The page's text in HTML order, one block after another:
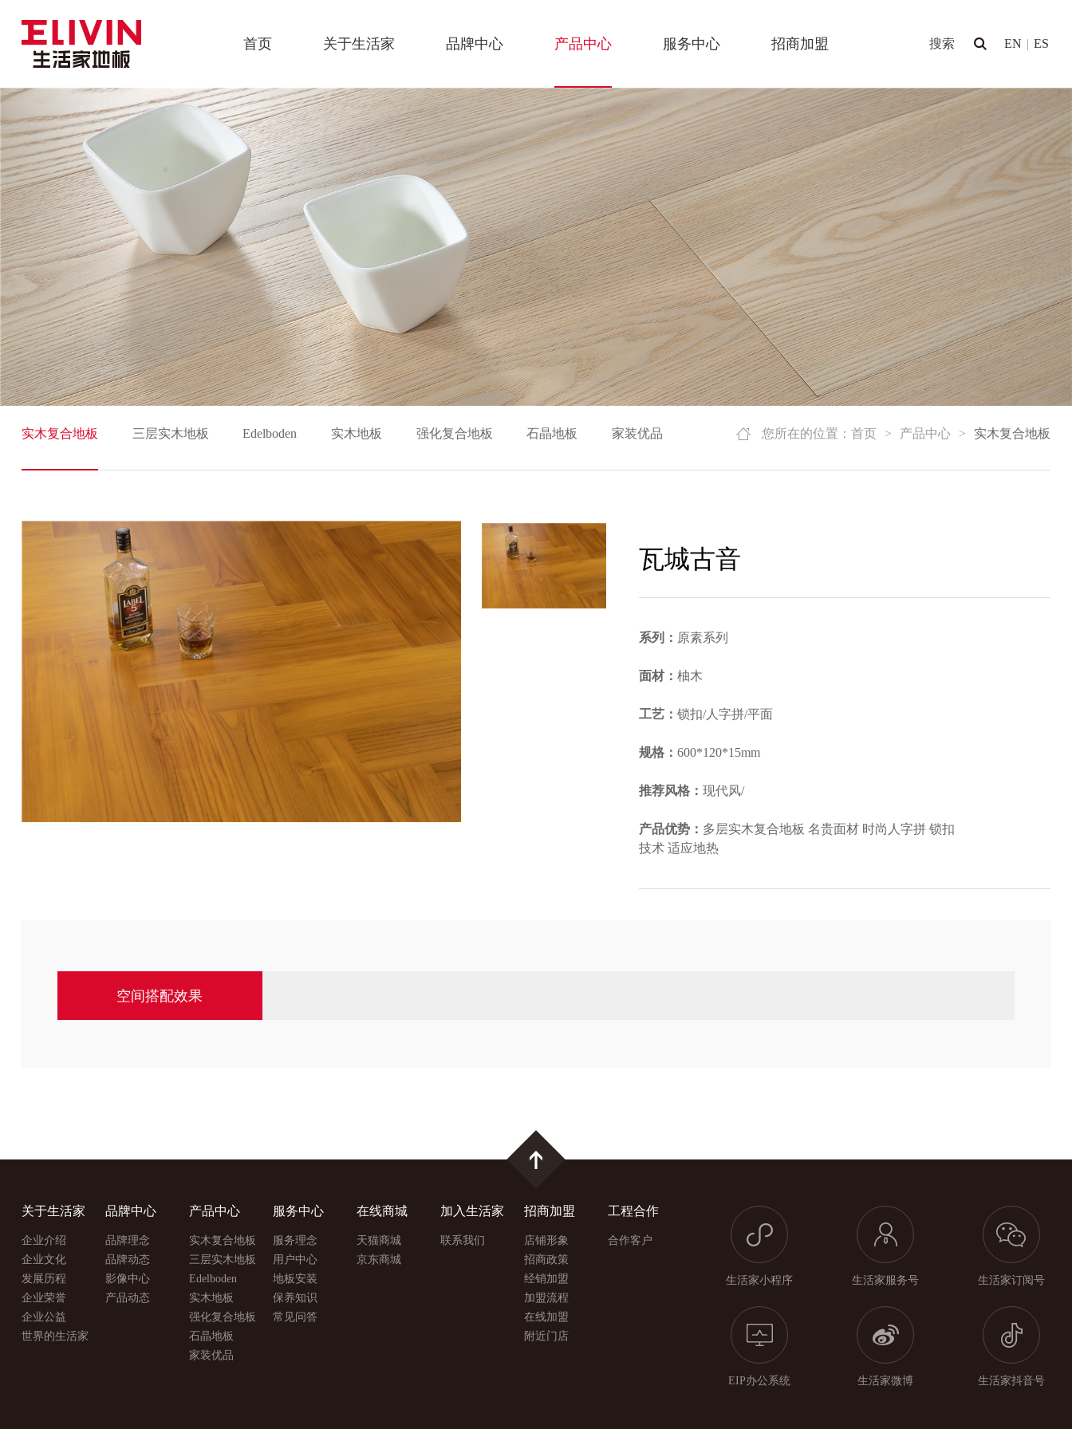
EN | ES
首页 关于生活家 品牌中心 产品中心 服务中心 招商加盟
您所在的位置：首页 > 产品中心 > 实木复合地板
实木复合地板 三层实木地板 Edelboden 实木地板 强化复合地板 石晶地板 家装优品
瓦城古音
系列： 原素系列
面材：柚木
工艺：锁扣/人字拼/平面
规格：600*120*15mm
推荐风格：现代风/
产品优势： 多层实木复合地板 名贵面材 时尚人字拼 锁扣
技术 适应地热
空间搭配效果
生活家小程序 生活家服务号 生活家订阅号
EIP办公系统 生活家微博 生活家抖音号
关于生活家
企业介绍
企业文化
发展历程
企业荣誉
企业公益
世界的生活家
品牌中心
品牌理念
品牌动态
影像中心
产品动态
产品中心
实木复合地板
三层实木地板
Edelboden
实木地板
强化复合地板
石晶地板
家装优品
服务中心
服务理念
用户中心
地板安装
保养知识
常见问答
在线商城
天猫商城
京东商城
加入生活家
联系我们
招商加盟
店铺形象
招商政策
经销加盟
加盟流程
在线加盟
附近门店
工程合作
合作客户